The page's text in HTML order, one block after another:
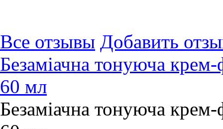
Все отзывы Добавить
Безаміачна тонуюча
60 мл
Безаміачна тонуюча